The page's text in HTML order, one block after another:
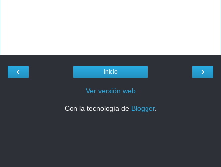
‹ ›
Inicio
Ver versión web
Con la tecnología de Blogger.